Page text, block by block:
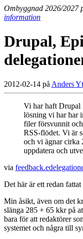
Ombyggnad 2026/2027
information
Drupal,
2012-02-14 på Anders
Vi har haft Drupal
lösning vi har har
filer försvunnit
RSS-flödet. Vi är
och vi ägnar cirka
uppdatera och
via
Det här är ett redan
Min åsikt, även om det
slänga 285 + 65 kkr på
bara för att redaktörer
systemet och några till